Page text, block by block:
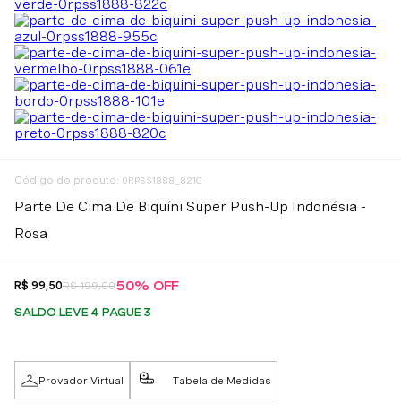
: 0RPSS1888_821C
Parte De Cima De Biquíni Super Push-Up Indonésia -
Rosa
R$ 99,50R$ 199,0050% OFF
SALDO LEVE 4 PAGUE 3
Provador Virtual Tabela de Medidas